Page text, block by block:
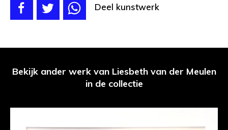
Deel kunstwerk
Bekijk ander werk van Liesbeth van der Meulen
in de collectie